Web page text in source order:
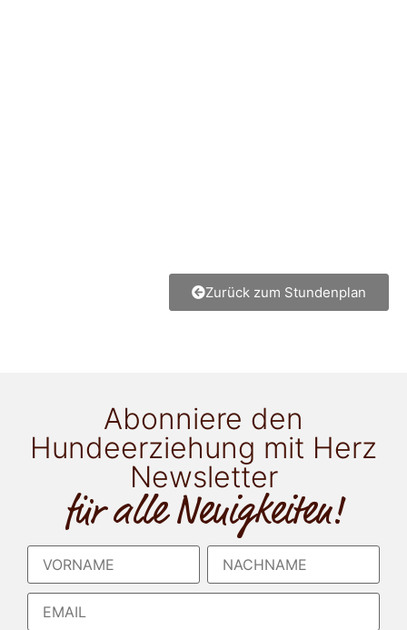
Zurück zum Stundenplan
Abonniere den
Hundeerziehung mit Herz
Newsletter
für alle Neuigkeiten!